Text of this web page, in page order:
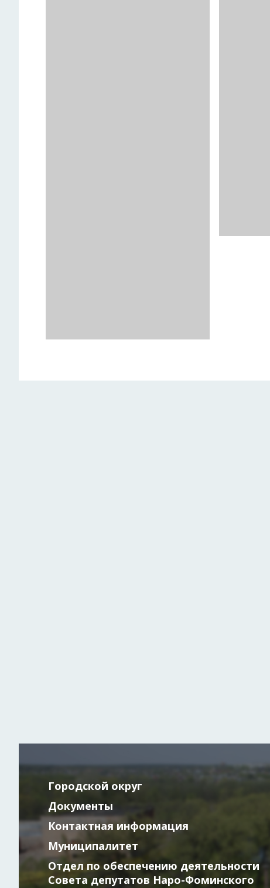
Городской округ
Документы
Контактная информация
Муниципалитет
Отдел по обеспечению деятельности
Совета депутатов Наро-Фоминского